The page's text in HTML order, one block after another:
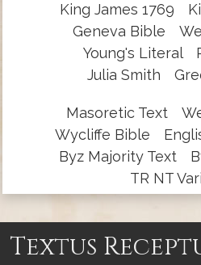
King James 1769
Geneva Bible
Young's Literal
Julia Smith
Masoretic Text
Wycliffe Bible
Byz Majority Text
TR NT
Textus